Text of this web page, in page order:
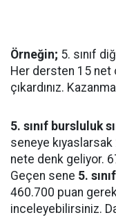
Örneğin; 5. sınıf
Her dersten 15 net
çıkardınız.
5. sınıf bursluluk
seneye
nete denk geliyor.
Geçen sene 5.
460.700 puan
inceleyebilirsiniz.